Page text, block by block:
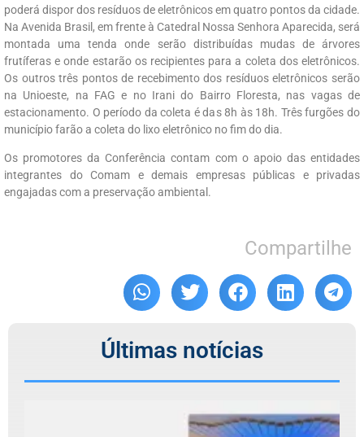
poderá dispor dos resíduos de eletrônicos em quatro pontos da cidade.
Na Avenida Brasil, em frente à Catedral Nossa Senhora Aparecida, será
montada uma tenda onde serão distribuídas mudas de árvores
frutíferas e onde estarão os recipientes para a coleta dos eletrônicos.
Os outros três pontos de recebimento dos resíduos eletrônicos serão
na Unioeste, na FAG e no Irani do Bairro Floresta, nas vagas de
estacionamento. O período da coleta é das 8h às 18h. Três furgões do
município farão a coleta do lixo eletrônico no fim do dia.
Os promotores da Conferência contam com o apoio das entidades
integrantes do Comam e demais empresas públicas e privadas
engajadas com a preservação ambiental.
Compartilhe
Últimas notícias